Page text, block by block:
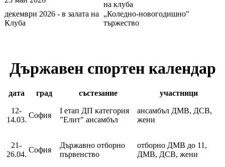
на клуба
декември 2026 - в залата на
Клуба
„Коледно-новогодишно"
тържество
Държавен спортен календар
дата град състезание участници
12-
14.03.
София
I етап ДП категория
"Елит" ансамбъл
ансамбъл ДМВ, ДСВ,
жени
21-
26.04.
София
Държавно отборно
първенство
отборно ДМВ до 11,
ДМВ, ДСВ, жени